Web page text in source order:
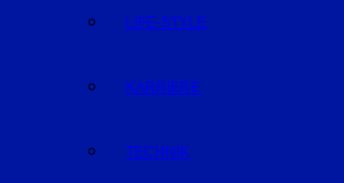
LIFE-STYLE
KARRIERE
TECHNIK